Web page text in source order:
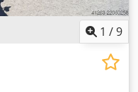
1 /9